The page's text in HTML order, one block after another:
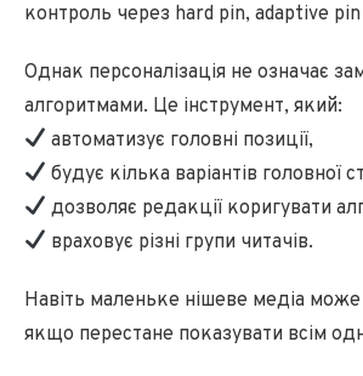
контроль через hard pin, adaptive
Однак персоналізація не означає
алгоритмами. Це інструмент, який:
автоматизує головні позиції,
будує кілька варіантів головної
дозволяє редакції коригувати
враховує різні групи читачів.
Навіть маленьке нішеве медіа
якщо перестане показувати всім